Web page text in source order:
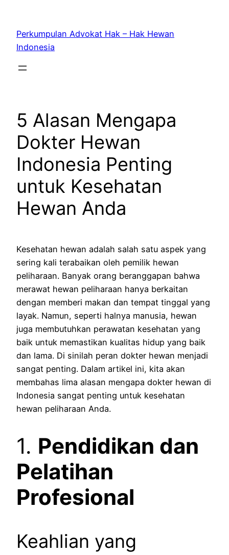
content
Perkumpulan Advokat Hak – Hak Hewan
Indonesia
5 Alasan Mengapa
Dokter Hewan
Indonesia Penting
untuk Kesehatan
Hewan Anda
Kesehatan hewan adalah salah satu aspek yang
sering kali terabaikan oleh pemilik hewan
peliharaan. Banyak orang beranggapan bahwa
merawat hewan peliharaan hanya berkaitan
dengan memberi makan dan tempat tinggal yang
layak. Namun, seperti halnya manusia, hewan
juga membutuhkan perawatan kesehatan yang
baik untuk memastikan kualitas hidup yang baik
dan lama. Di sinilah peran dokter hewan menjadi
sangat penting. Dalam artikel ini, kita akan
membahas lima alasan mengapa dokter hewan di
Indonesia sangat penting untuk kesehatan
hewan peliharaan Anda.
1. Pendidikan dan
Pelatihan
Profesional
Keahlian yang